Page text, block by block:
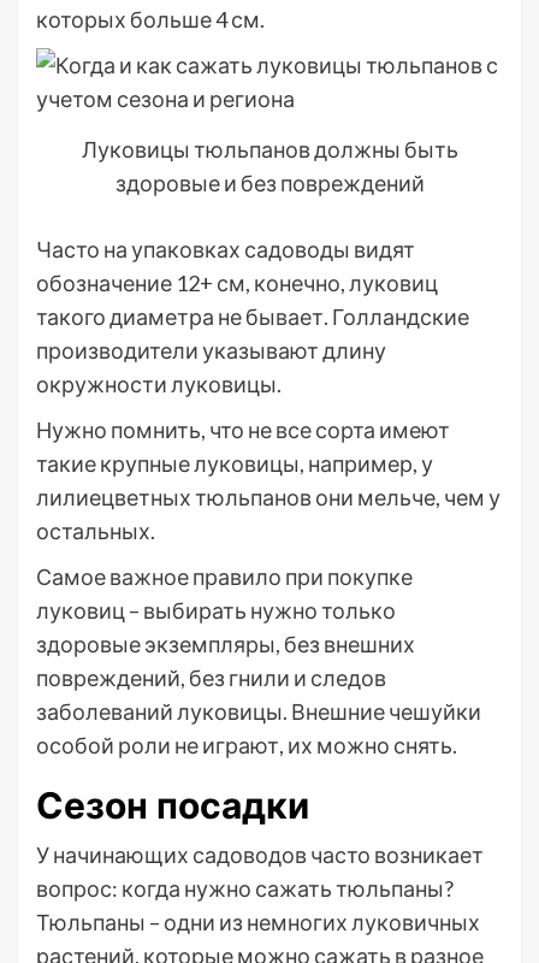
которых больше 4 см.
Луковицы тюльпанов должны быть
здоровые и без повреждений
Часто на упаковках садоводы видят
обозначение 12+ см, конечно, луковиц
такого диаметра не бывает. Голландские
производители указывают длину
окружности луковицы.
Нужно помнить, что не все сорта имеют
такие крупные луковицы, например, у
лилиецветных тюльпанов они мельче, чем у
остальных.
Самое важное правило при покупке
луковиц – выбирать нужно только
здоровые экземпляры, без внешних
повреждений, без гнили и следов
заболеваний луковицы. Внешние чешуйки
особой роли не играют, их можно снять.
Сезон посадки
У начинающих садоводов часто возникает
вопрос: когда нужно сажать тюльпаны?
Тюльпаны – одни из немногих луковичных
растений, которые можно сажать в разное